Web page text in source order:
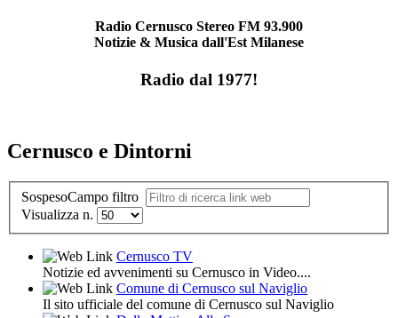
Radio Cernusco Stereo FM 93.900
Notizie & Musica dall'Est Milanese
Radio dal 1977!
Cernusco e Dintorni
SospesoCampo filtro
Visualizza n.
Cernusco TV
Notizie ed avvenimenti su Cernusco in Video....
Comune di Cernusco sul Naviglio
Il sito ufficiale del comune di Cernusco sul Naviglio